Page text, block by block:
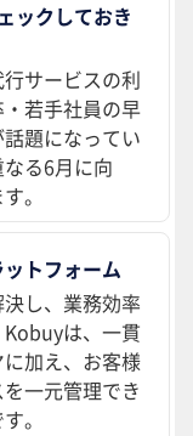
ックしておき
サービスの利
若手社員の早
題になってい
る6月に向
。
トフォーム
し、業務効率
は、一貫
加え、お客様
一元管理でき
。